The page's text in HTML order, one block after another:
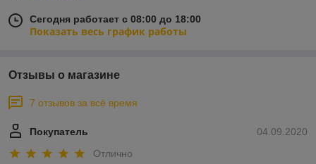
Сегодня работает с 08:00 до 18:00
Показать весь график работы
Отзывы о магазине
7 отзывов за всё время
04.09.2020
Покупатель
Отлично